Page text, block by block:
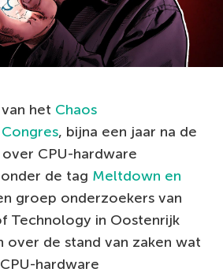
het Chaos
, bijna een jaar na de
CPU-hardware
de tag Meltdown en
groep onderzoekers van
Technology in Oostenrijk
over de stand van zaken wat
hardware